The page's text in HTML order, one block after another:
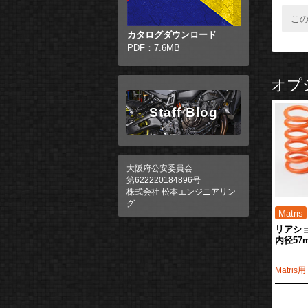
カタログダウンロード
PDF：7.6MB
Staff Blog
大阪府公安委員会
第622220184896号
株式会社 松本エンジニアリン
グ
こ
オプ
リアシ
内径
Matris用